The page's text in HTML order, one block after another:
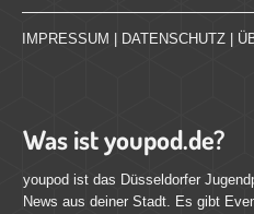
IMPRESSUM DATENSCHUTZ
Was ist youpod.de?
youpod ist das Düsseldorfer
News aus deiner Stadt. Es gibt